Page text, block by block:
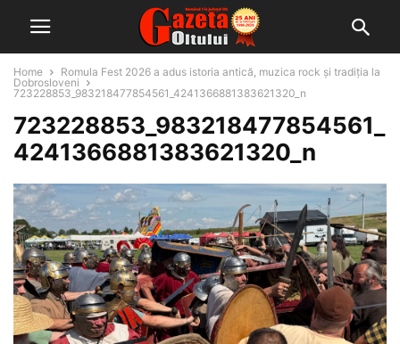
Home
Romula Fest 2026 a adus istoria antică, muzica rock și tradiția la
Dobrosloveni
723228853_983218477854561_4241366881383621320_n
723228853_983218477854561_
4241366881383621320_n